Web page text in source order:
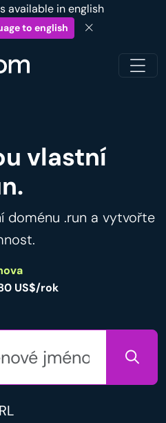
available in english
to english
vlastní
doménu .run a vytvořte
US$/rok